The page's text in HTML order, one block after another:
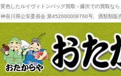
変色したルイヴィトンバッグ買取 - 藤沢での買取な
神奈川県公安委員会 第452600008760号、酒類類販